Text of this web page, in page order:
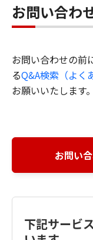
お問い合わ
お問い合わせの前
るQ&A検索（よく
お願いいたします。
お問い
下記サービ